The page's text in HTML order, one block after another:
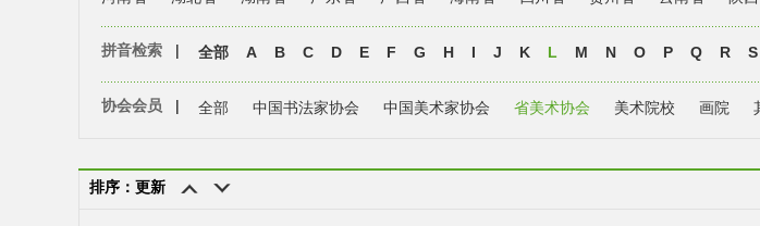
拼音检索 | 全部 A B C D E F G H I J K L M N O P Q R S
协会会员 | 全部 中国书法家协会 中国美术家协会 省美术协会 美术院校 画院
排序：更新